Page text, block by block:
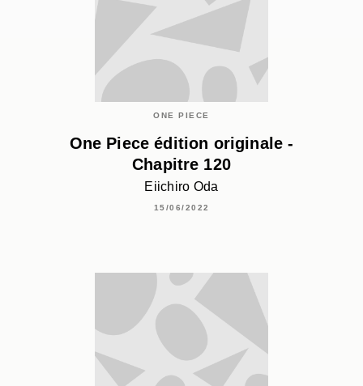
ONE PIECE
One Piece édition originale -
Chapitre 120
Eiichiro Oda
15/06/2022